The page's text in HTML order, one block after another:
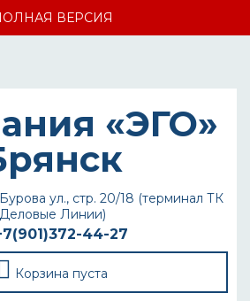
ВЕРСИЯ
ул., стр. 20/18 (терминал ТК
Деловые Линии)
44-27
Корзина пуста